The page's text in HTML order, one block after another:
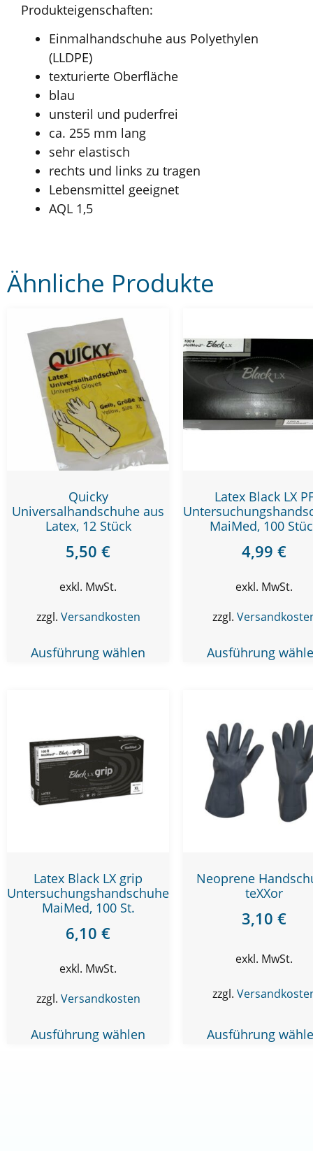
Produkteigenschaften:
Einmalhandschuhe aus Polyethylen
(LLDPE)
texturierte Oberfläche
blau
unsteril und puderfrei
ca. 255 mm lang
sehr elastisch
rechts und links zu tragen
Lebensmittel geeignet
AQL 1,5
Ähnliche Produkte
Quicky
Universalhandschuhe aus
Latex, 12 Stück
5,50 €
exkl. MwSt.
zzgl. Versandkosten
Ausführung wählen
Latex Black LX
MaiMed, 100
4,99 €
exkl. MwSt.
zzgl.
Ausführung
Latex Black LX grip
Untersuchungshandschuhe
MaiMed, 100 St.
6,10 €
exkl. MwSt.
zzgl. Versandkosten
Ausführung wählen
Neoprene
teXXor
3,10 €
exkl. MwSt.
zzgl.
Ausführung